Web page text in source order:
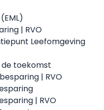
| RVO
Leefomgeving
de toekomst
| RVO
| RVO